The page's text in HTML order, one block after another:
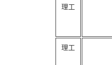
理工
理工